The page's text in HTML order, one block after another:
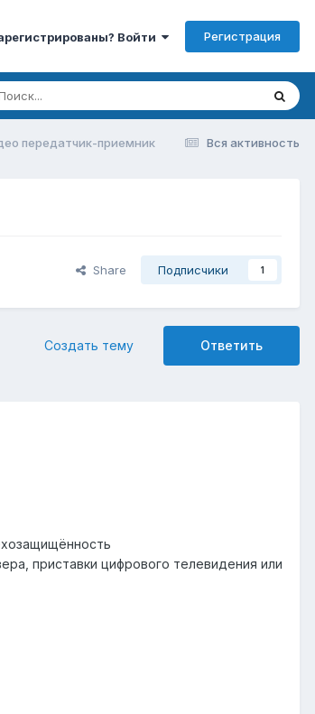
Войти Регистрация
Вся активность
передатчик-приемник
Share Подписчики 1
Ответить
Создать тему
приставки цифрового телевидения или